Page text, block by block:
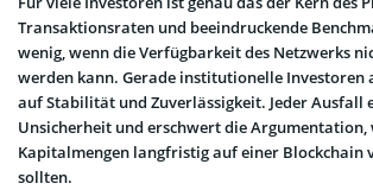
Transaktionsraten und beeindruckende
wenig, wenn die Verfügbarkeit des Netzwerks
werden kann. Gerade institutionelle Investoren
auf Stabilität und Zuverlässigkeit. Jeder Ausfall
Unsicherheit und erschwert die
Kapitalmengen langfristig auf einer Blockchain
sollten.